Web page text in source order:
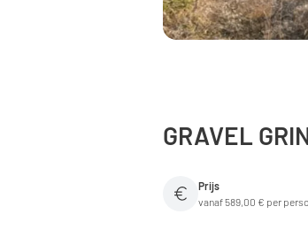
GRAVEL
Prijs
vanaf 589,00 € per